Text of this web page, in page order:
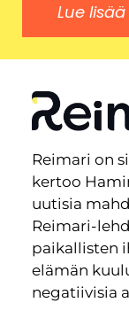
Lue
Reimari on
kertoo
uutisia
Reimari-
paikallisten
elämän
negatiivisia